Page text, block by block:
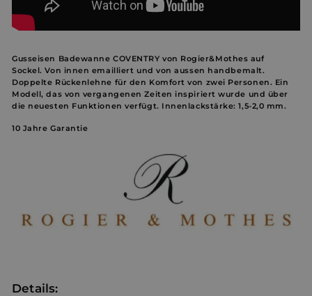
Gusseisen Badewanne COVENTRY von Rogier&Mothes auf
Sockel.Von innen emailliert und von aussen handbemalt.
Doppelte Rückenlehne für den Komfort von zwei Personen. Ein
Modell, das von vergangenen Zeiten inspiriert wurde und über
die neuesten Funktionen verfügt. Innenlackstärke: 1,5-2,0 mm.
10 Jahre Garantie
Details: